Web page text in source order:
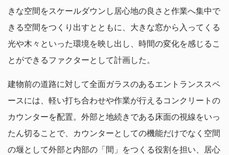
きな空間をスケールダウンし居心地の良さと作業へ集中で
きる空間をつくり出すとともに、大きな窓から入ってくる
光や木々といった環境を映し出し、時間の変化を感じるこ
とができるファクターとして計画した。
建物前の道路に対して全面ガラスのあるエントランススペ
ースには、軽い打ち合わせや作業が行えるコンクリートの
カウンターを配置。外部と地続きである床面の視線をいっ
たん切ることで、カウンターとしての機能だけでなく空間
の堰として外部と内部の「間」をつくる役割を担い、居心